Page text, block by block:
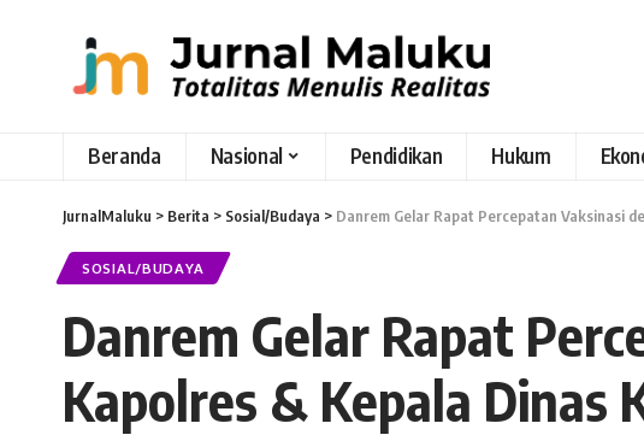
Beranda Nasional Pendidikan Hukum
JurnalMaluku > Berita > Sosial/Budaya > Danrem Gelar Rapat Percepatan Vaksinasi
SOSIAL/BUDAYA
Danrem Gelar Rapat
Kapolres & Kepala Dinas